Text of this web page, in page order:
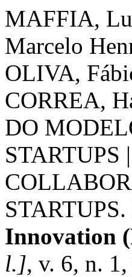
MAFFIA,
Marcelo
OLIVA,
CORREA,
DO
STARTUPS
STARTUPS.
Innovation
l.], v. 6, n.